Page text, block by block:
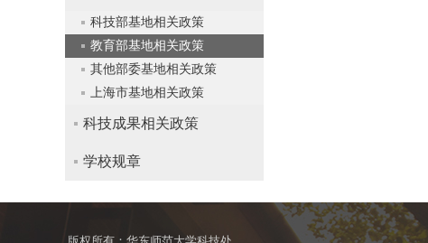
科技部基地相关政策
教育部基地相关政策
其他部委基地相关政策
上海市基地相关政策
科技成果相关政策
学校规章